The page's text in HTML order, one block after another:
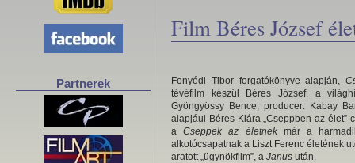
Partnerek
Film Béres József
Fonyódi Tibor forgatókönyve alapján,
tévéfilm készül Béres József, a
Gyöngyössy Bence, producer: Kabay
alapjául Béres Klára „Cseppben az élet”
aCseppek az életnekmár a
alkotócsapatnak a Liszt Ferenc életének
aratott „ügynökfilm”, a Janus után.